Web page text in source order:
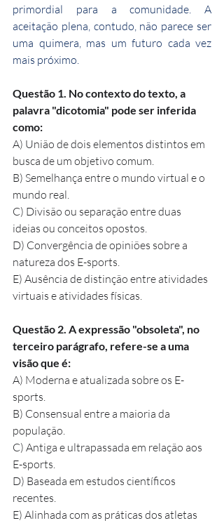
primordial para a comunidade. A
aceitação plena, contudo, não parece ser
uma quimera, mas um futuro cada vez
mais próximo.
Questão 1. No contexto do texto, a
palavra "dicotomia" pode ser inferida
como:
A) União de dois elementos distintos em
busca de um objetivo comum.
B) Semelhança entre o mundo virtual e o
mundo real.
C) Divisão ou separação entre duas
ideias ou conceitos opostos.
D) Convergência de opiniões sobre a
natureza dos E-sports.
E) Ausência de distinção entre atividades
virtuais e atividades físicas.
Questão 2. A expressão "obsoleta", no
terceiro parágrafo, refere-se a uma
visão que é:
A) Moderna e atualizada sobre os E-
sports.
B) Consensual entre a maioria da
população.
C) Antiga e ultrapassada em relação aos
E-sports.
D) Baseada em estudos científicos
recentes.
E) Alinhada com as práticas dos atletas